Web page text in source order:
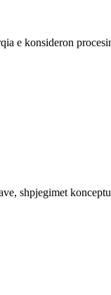
e konsideron
shpjegimet